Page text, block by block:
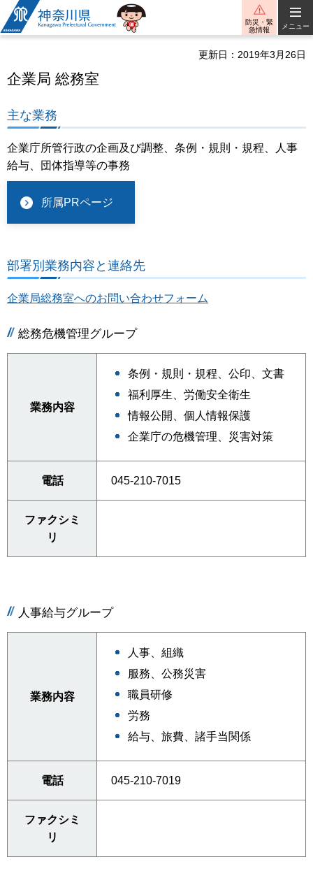
神奈川県
防災・緊
急情報
メニュー
更新日：2019年3月26日
企業局 総務室
主な業務
企業庁所管行政の企画及び調整、条例・規則・規程、人事
給与、団体指導等の事務
所属PRページ
部署別業務内容と連絡先
企業局総務室へのお問い合わせフォーム
総務危機管理グループ
業務内容
条例・規則・規程、公印、文書
福利厚生、労働安全衛生
情報公開、個人情報保護
企業庁の危機管理、災害対策
電話 045-210-7015
ファクシミ
リ
人事給与グループ
業務内容
人事、組織
服務、公務災害
職員研修
労務
給与、旅費、諸手当関係
電話 045-210-7019
ファクシミ
リ